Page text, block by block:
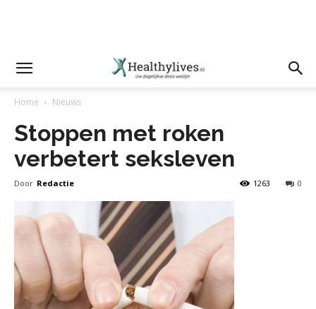
Home Nieuws
Stoppen met roken
verbetert seksleven
Door Redactie 0
1263